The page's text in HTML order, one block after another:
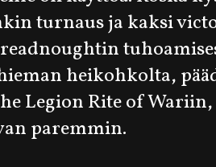
turnaus ja kaksi
heikohkolta,
Legion Rite of
paremmin.